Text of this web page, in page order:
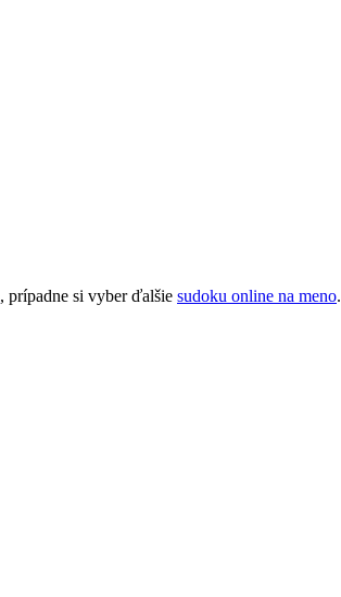
, prípadne si vyber ďalšie sudoku online na meno.